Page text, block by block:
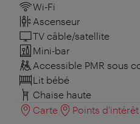
Wi-Fi
Ascenseur
TV câble/satellite
Mini-bar
Accessible PMR sous
Lit bébé
Chaise haute
Carte
Points